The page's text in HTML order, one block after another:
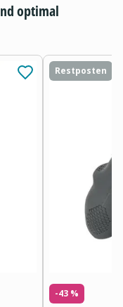
optimal
Restposten
-43 %